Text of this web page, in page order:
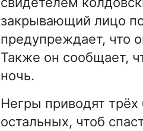
закрывающий лицо
предупреждает, что
Также он сообщает,
ночь.
Негры приводят
остальных, чтоб